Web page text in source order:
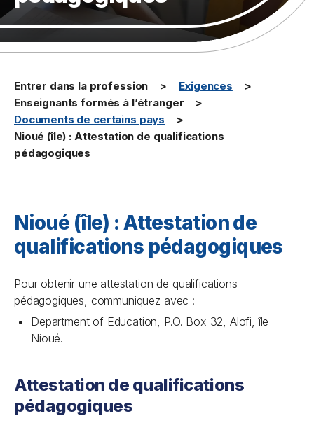
Entrer dans la profession
Exigences
Enseignants formés à l’étranger
Documents de certains pays
Nioué (île) : Attestation de qualifications
pédagogiques
Nioué (île) : Attestation de
qualifications pédagogiques
Pour obtenir une attestation de qualifications
pédagogiques, communiquez avec :
Department of Education, P.O. Box 32, Alofi, île
Nioué.
Attestation de qualifications
pédagogiques